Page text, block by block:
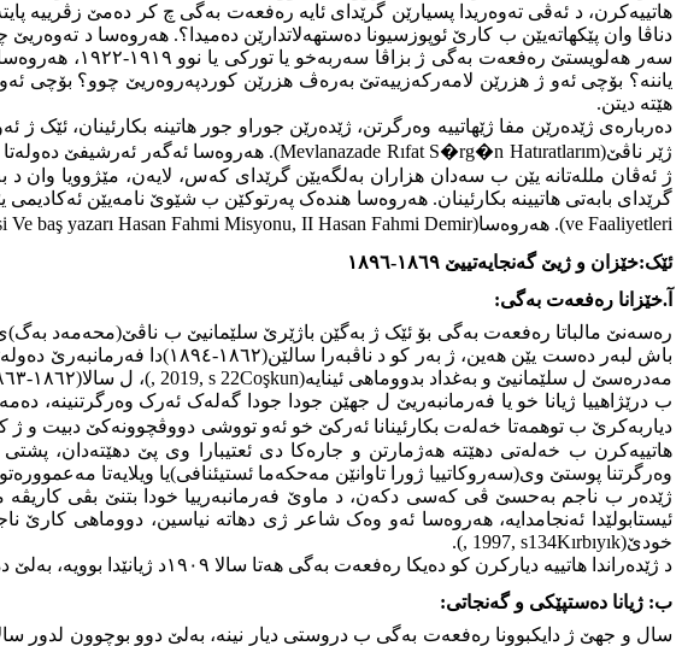
هاتییەکرن، د ئەڤی تەوەریدا پسیارێن گرێدای ئایە رەفعەت بەگی چ کر دەمێ زڤرییە
سەر هەلویستێ
یاننە؟ بۆچی ئەو ژ هزرێن لامەرکەزییەتێ بەرەڤ هزرێن کوردپەروەریێ چوو؟ بۆچی
هێتە دیتن.
دەربارەی ژێدەرێن مفا ژێهاتییە وەرگرتن، ژێدەرێن جوراو جور هاتینە بکارئینان، ئێک
ژێر ناڤێ(Mevlanazade Rıfat S�rg�n Hatıratlarım). هەروەسا ئەگەر ئەرشیفێ
ژ ئەڤان مللەتانە یێن ب سەدان هزاران بەلگەیێن گرێدای کەس، لایەن، مێژوویا وان د
گرێدای بابەتی هاتیینە بکارئینان. هەروەسا هندەک پەرتوکێن ب شێوێ نامەیێن
ve Faaliyetleri). هەروەسا(Hasan Fahmi Demir
, II
baş yazarı Hasan Fahmi Misyonu
ئێک:خێزان و ژیێ گەنجایەتییێ ١٨٦٩-١٨٩٦
آ.خێزانا رەفعەت بەگی:
رەسەنێ مالباتا رەفعەت بەگی بۆ ئێک ژ بەگێن باژێرێ سلێمانیێ ب ناڤێ(محه‌مه‌د
باش لبەر دەست یێن هەین، ژ بەر کو د ناڤبەرا سالێن(١٨٦٢-١٨٩٤)دا فەرمانبەرێ دەولەتا ئوسمانی بوو(
مەدرەسێ ل سلێمانیێ و بەغداد بدووماهی ئینایە(Coşkun
, 2019, s 22
دیاربەکرێ ب توهمەتا خەلەت بکارئینانا ئەرکێ خو ئەو تووشی دووڤچوونەکێ دبیت و
هاتییەکرن ب خەلەتی دهێتە هەژمارتن و جارەکا دی ئعتیبارا وی پێ دهێتەدان،
وەرگرتنا پوستێ وی(سەروکاتییا ژورا تاوانێن مەحکەما ئستیئنافی)یا ویلایەتا
ژێدەر ب ناجم بەحسێ ڤی کەسی دکەن، د ماوێ فەرمانبەرییا خودا بتنێ بڤی کاریڤە
خودێ(Kırbıyık
, 1997, s134
).
د ژێدەراندا هاتییە دیارکرن کو دەیکا رەفعەت بەگی هەتا سالا ١٩٠٩د ژیانێدا بوویە، بەلێ دەربارەی تاکێن خێزانا وی یێن دیتر چ پێزانینێن ل بەردەست نینن(
ب: ژیانا دەستپێکی و گەنجاتی: